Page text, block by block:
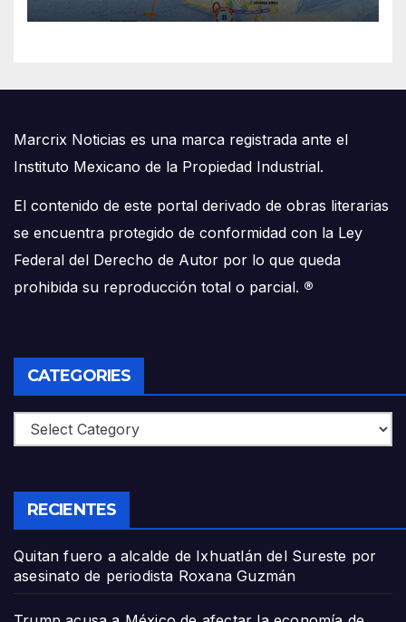
Marcrix Noticias es una marca registrada ante el
Instituto Mexicano de la Propiedad Industrial.
El contenido de este portal derivado de obras literarias
se encuentra protegido de conformidad con la Ley
Federal del Derecho de Autor por lo que queda
prohibida su reproducción total o parcial. ®
CATEGORIES
Categories
RECIENTES
Quitan fuero a alcalde de Ixhuatlán del Sureste por
asesinato de periodista Roxana Guzmán